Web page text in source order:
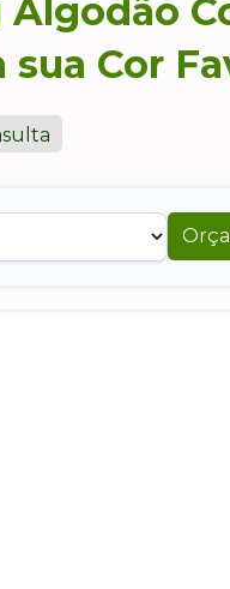
Algodão
sua Cor